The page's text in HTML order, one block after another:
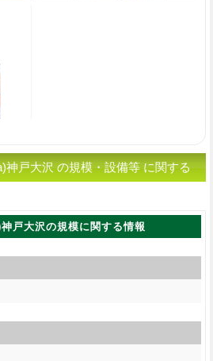
神戸大沢 の規模・設備等 に関する
戸大沢の規模に関する情報